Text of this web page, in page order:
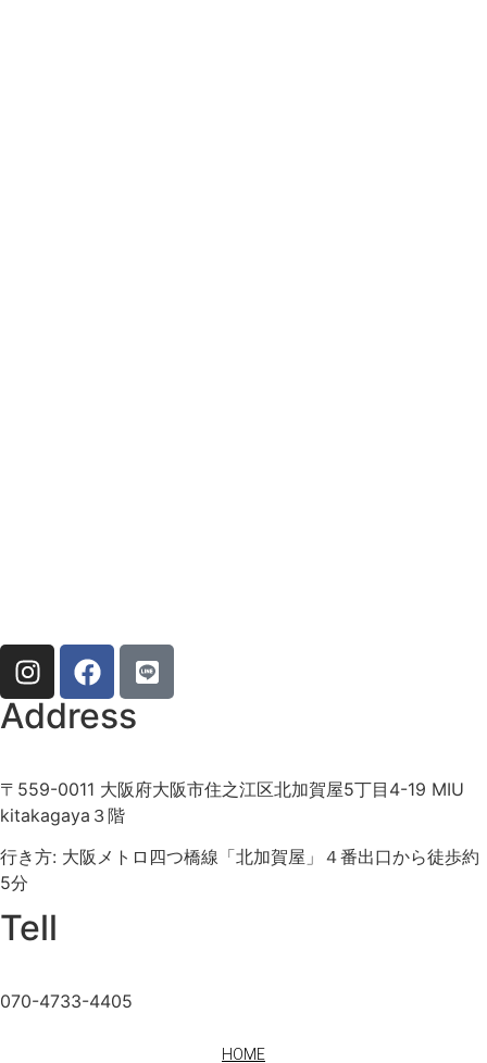
Address
〒559-0011 大阪府大阪市住之江区北加賀屋5丁目4-19 MIU
kitakagaya３階
行き方: 大阪メトロ四つ橋線「北加賀屋」４番出口から徒歩約
5分
Tell
070-4733-4405
HOME